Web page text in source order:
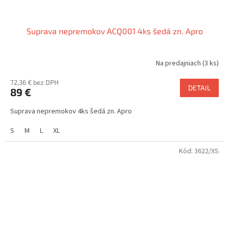
Suprava nepremokov ACQ001 4ks šedá zn. Apro
Na predajniach (3 ks)
72,36 € bez DPH
89 € DETAIL
Suprava nepremokov 4ks šedá zn. Apro
S
M L XL
Kód: 3622/XS